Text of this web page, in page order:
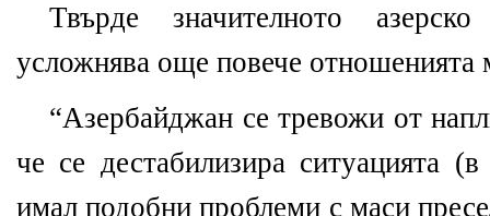
Твърде значителното
усложнява още повече
“Азербайджан се тревожи от
че се дестабилизира ситуацията
имал подобни проблеми с маси